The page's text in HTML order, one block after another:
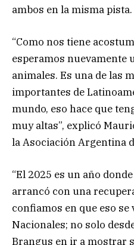
ambos en la misma pista.
“Como nos tiene
esperamos nuevamente
animales. Es una de las
importantes de
mundo, eso hace que
muy altas”, explicó
la Asociación Argentina
“El 2025 es un año
arrancó con una
confiamos en que eso se
Nacionales; no solo
Brangus en ir a mostrar